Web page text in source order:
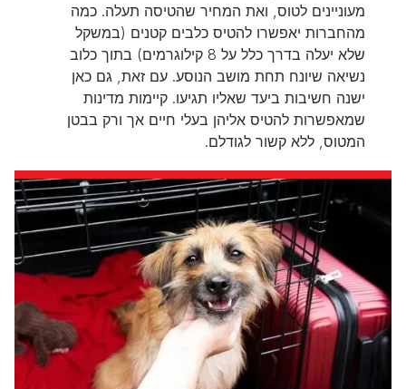
מעוניינים לטוס, ואת המחיר שהטיסה תעלה. כמה
מהחברות יאפשרו להטיס כלבים קטנים (במשקל
שלא יעלה בדרך כלל על 8 קילוגרמים) בתוך כלוב
נשיאה שיונח תחת מושב הנוסע. עם זאת, גם כאן
ישנה חשיבות ביעד שאליו תגיעו. קיימות מדינות
שמאפשרות להטיס אליהן בעלי חיים אך ורק בבטן
המטוס, ללא קשור לגודלם.